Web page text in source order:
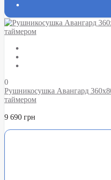
0
Рушникосушка Авангард
таймером
9 690 грн